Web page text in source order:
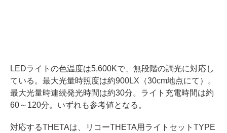
LEDライトの色温度は5,600Kで、無段階の調光に対応し
ている。最大光量時照度は約900LX（30cm地点にて）。
最大光量時連続発光時間は約30分。ライト充電時間は約
60～120分。いずれも参考値となる。
対応するTHETAは、リコーTHETA用ライトセットTYPE